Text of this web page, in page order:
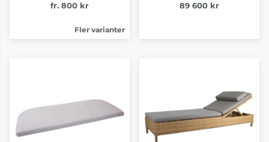
fr. 800 kr
Fler varianter
89 600 kr